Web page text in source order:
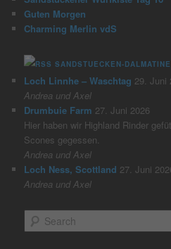
Guten Morgen
Charming Merlin vdS
SANDSTUECKEN-
Loch Linnhe – Waschtag 29. Juni
Andrea und Axel
Drumbuie Farm 27. Juni 2026
Hier haben wir Highland Rinder
Scones gegessen.
Andrea und Axel
Loch Ness, Scottland 27. Juni
Andrea und Axel
e